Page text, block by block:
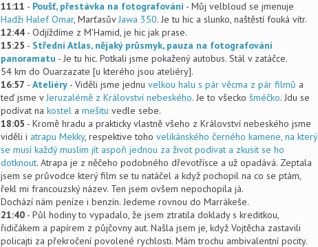
11:11 - Poušť, přestávka na fotografování - Můj velbloud se jmenuje
Hadži Halef Omar, MarťasůvJawa 350. Je tu hic a slunko, naštěstí fouká vítr.
12:44 - Odjíždíme z M'Hamid, je hic jak prase.
15:25 - Střední Atlas, nějaký průsmyk, pauza na fotografování
panoramatu - Je tu hic. Potkali jsme pokažený autobus. Stál v zatáčce.
54 km do Ouarzazate [u kterého jsou ateliéry].
16:57 - Ateliéry - Viděli jsme jednu velkou halu s pár věcma z pár filmů a
teď jsme vJeruzalémě z Království nebeského. Je to všecko šméčko. Jdu se
podívat na kostel a mešitu vedle sebe.
18:05 - Kromě hradu a prakticky vlastně všeho z Království nebeského jsme
viděli i atrapu Mekky, respektive toho velikánského černého kamene, na který
se musí každý muslim jít aspoň jednou za život podívat a zkusit se ho
dotknout. Atrapa je z něčeho podobného dřevotřísce a už opadává. Zeptala
jsem se průvodce který film se tu natáčel a když pochopil na co se ptám,
řekl mi francouzský název. Ten jsem ovšem nepochopila já.
Dochází nám peníze i benzín. Jedeme rovnou do Marrákeše.
21:40 - Půl hodiny to vypadalo, že jsem ztratila doklady s kreditkou,
řidičákem a papírem z půjčovny aut. Našla jsem je, když Vojtěcha zastavili
policajti za překročení povolené rychlosti. Mám trochu ambivalentní pocity.